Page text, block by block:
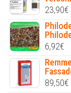
23,90€
6,92€
89,50€